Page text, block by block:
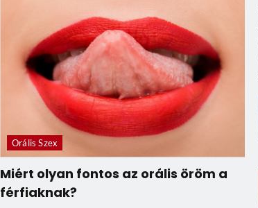
Orális Szex
Miért olyan fontos az orális öröm a
férfiaknak?